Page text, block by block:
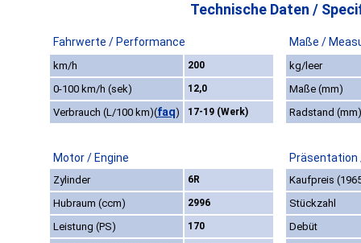
Technische Daten /
Fahrwerte / Performance Maße /
km/h 200
kg/leer
0-100 km/h (sek)
12,0
Maße (mm)
Verbrauch (L/100 km)(faq) 17-19 (Werk) Radstand (mm)
Motor / Engine
Zylinder 6R
Kaufpreis
Hubraum (ccm)
2996
Stückzahl
Leistung (PS)
170
Debüt